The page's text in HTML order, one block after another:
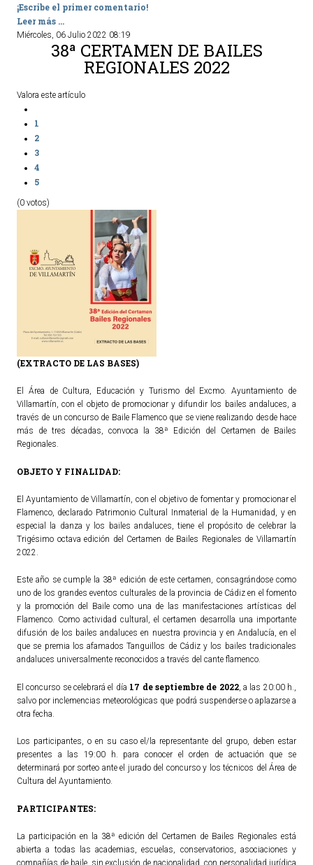
¡Escribe el primer comentario!
Leer más ...
Miércoles, 06 Julio 2022 08:19
38ª CERTAMEN DE BAILES
REGIONALES 2022
Valora este artículo
1
2
3
4
5
(0 votos)
(EXTRACTO DE LAS BASES)
El Área de Cultura, Educación y Turismo del Excmo. Ayuntamiento de
Villamartín, con el objeto de promocionar y difundir los bailes andaluces, a
través de un concurso de Baile Flamenco que se viene realizando desde hace
más de tres décadas, convoca la 38ª Edición del Certamen de Bailes
Regionales.
OBJETO Y FINALIDAD:
El Ayuntamiento de Villamartín, con el objetivo de fomentar y promocionar el
Flamenco, declarado Patrimonio Cultural Inmaterial de la Humanidad, y en
especial la danza y los bailes andaluces, tiene el propósito de celebrar la
Trigésimo octava edición del Certamen de Bailes Regionales de Villamartín
2022.
Este año se cumple la 38ª edición de este certamen, consagrándose como
uno de los grandes eventos culturales de la provincia de Cádiz en el fomento
y la promoción del Baile como una de las manifestaciones artísticas del
Flamenco. Como actividad cultural, el certamen desarrolla una importante
difusión de los bailes andaluces en nuestra provincia y en Andalucía, en el
que se premia los afamados Tanguillos de Cádiz y los bailes tradicionales
andaluces universalmente reconocidos a través del cante flamenco.
El concurso se celebrará el día 17 de septiembre de 2022, a las 20:00 h.,
salvo por inclemencias meteorológicas que podrá suspenderse o aplazarse a
otra fecha.
Los participantes, o en su caso el/la representante del grupo, deben estar
presentes a las 19:00 h. para conocer el orden de actuación que se
determinará por sorteo ante el jurado del concurso y los técnicos del Área de
Cultura del Ayuntamiento.
PARTICIPANTES:
La participación en la 38ª edición del Certamen de Bailes Regionales está
abierta a todas las academias, escuelas, conservatorios, asociaciones y
compañías de baile, sin exclusión de nacionalidad, con personalidad jurídica